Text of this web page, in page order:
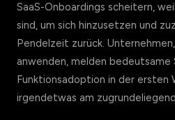
SaaS-Onboardings scheitern,
sind, um sich hinzusetzen und
Pendelzeit zurück.
anwenden, melden
Funktionsadoption in der ersten
irgendetwas am